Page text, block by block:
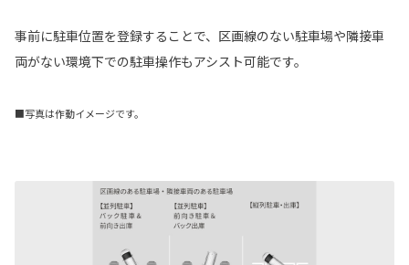
事前に駐車位置を登録することで、区画線のない駐車場や隣接車
両がない環境下での駐車操作もアシスト可能です。
■写真は作動イメージです。